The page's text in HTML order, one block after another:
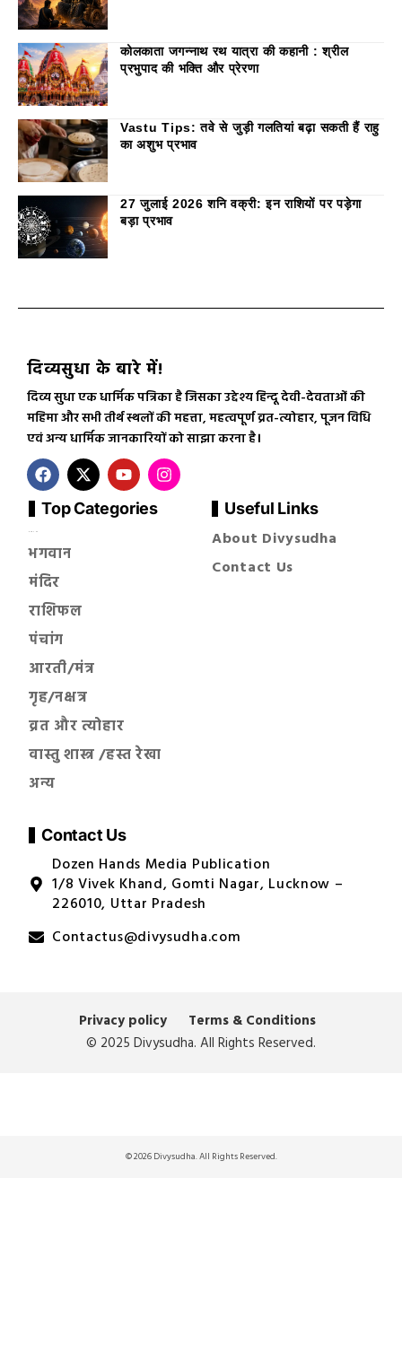
कोलकाता जगन्नाथ रथ यात्रा की कहानी : श्रील
प्रभुपाद की भक्ति और प्रेरणा
Vastu Tips: तवे से जुड़ी गलतियां बढ़ा सकती हैं राहु
का अशुभ प्रभाव
27 जुलाई 2026 शनि वक्री: इन राशियों पर पड़ेगा
बड़ा प्रभाव
दिव्यसुधा के बारे में!
दिव्य सुधा एक धार्मिक पत्रिका है जिसका उद्देश्य हिन्दू देवी-देवताओं की
महिमा और सभी तीर्थ स्थलों की महत्ता, महत्वपूर्ण व्रत-त्योहार, पूजन विधि
एवं अन्य धार्मिक जानकारियों को साझा करना है।
Top Categories
भगवान
मंदिर
राशिफल
पंचांग
आरती/मंत्र
गृह/नक्षत्र
व्रत और त्योहार
वास्तु शास्त्र /हस्त रेखा
अन्य
Useful Links
About Divysudha
Contact Us
Contact Us
Dozen Hands Media Publication
1/8 Vivek Khand, Gomti Nagar, Lucknow –
226010, Uttar Pradesh
Contactus@divysudha.com
Privacy policy
Terms & Conditions
© 2025 Divysudha. All Rights Reserved.
© 2026 Divysudha. All Rights Reserved.